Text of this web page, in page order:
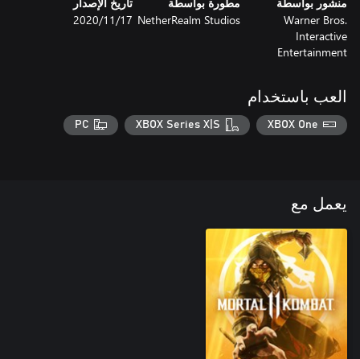
منشور بواسطة
Warner Bros.
Interactive
Entertainment
مطورة بواسطة
NetherRealm Studios
تاريخ الإصدار
17‏/11‏/2020
العب باستخدام
XBOX One
XBOX Series X|S
PC
يعمل مع